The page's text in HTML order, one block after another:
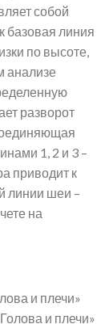
собой
базовая линия
по высоте,
анализе
разворот
1, 2 и 3 –
приводит к
линии шеи –
на
и плечи»
и плечи»